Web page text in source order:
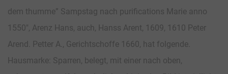
dem thumme” Sampstag nach purifications Marie anno
1550″, Arenz Hans, auch, Hanss Arent, 1609, 1610 Peter
Arend. Petter A., Gerichtschoffe 1660, hat folgende.
Hausmarke: Sparren, belegt, mit einer nach oben,